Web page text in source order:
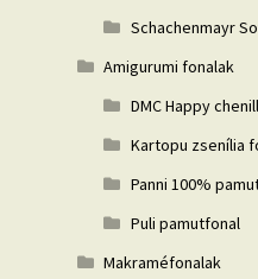
Schachenmayr
Amigurumi fonalak
DMC Happy
Kartopu zsenília
Panni 100%
Puli pamutfonal
Makraméfonalak